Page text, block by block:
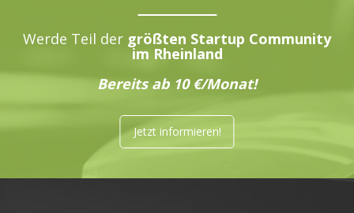
Werde Teil der größten Startup Community
im Rheinland
Bereits ab 10 €/Monat!
Jetzt informieren!